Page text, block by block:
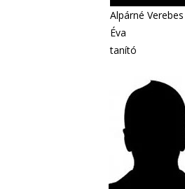
Alpárné Verebes
Éva
tanító